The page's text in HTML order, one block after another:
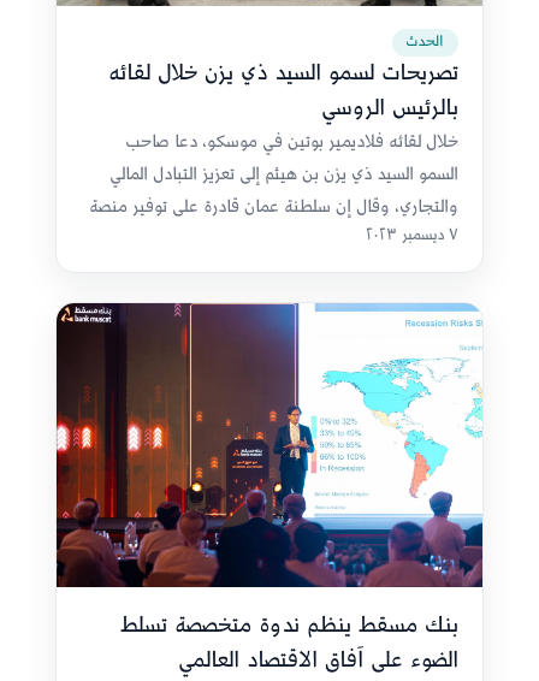
الحدث
تصريحات لسمو السيد ذي يزن خلال لقائه
بالرئيس الروسي
خلال لقائه فلاديمير بوتين في موسكو، دعا صاحب
السمو السيد ذي يزن بن هيثم إلى تعزيز التبادل المالي
والتجاري، وقال إن سلطنة عمان قادرة على توفير منصة
لمشاريع عالمية.
٧ ديسمبر ٢٠٢٣
بنك مسقط ينظم ندوة متخصصة تسلط
الضوء على آفاق الاقتصاد العالمي